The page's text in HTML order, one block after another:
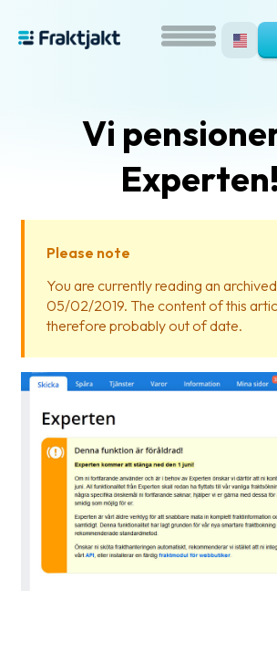
is
Fraktjakt?
Help?
Glossary
Packing
Shipping
documents
Vi
Experten!
Please note
You are currently reading an
05/02/2019. The content of this
therefore probably out of date.